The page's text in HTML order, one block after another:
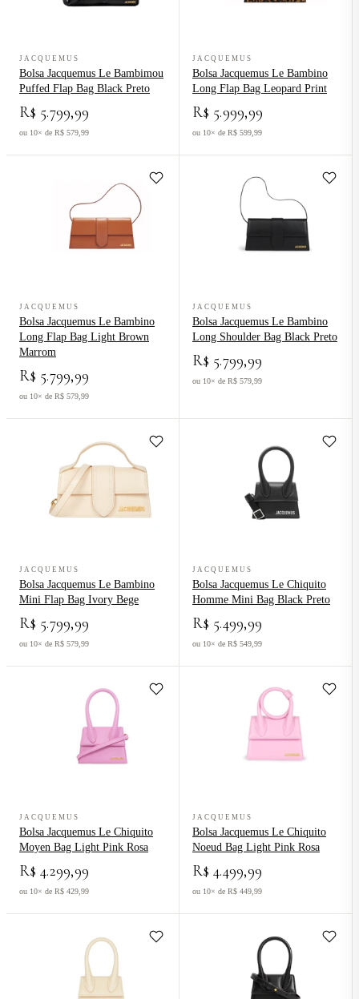
JACQUEMUS
Bolsa Jacquemus Le Bambimou
Puffed Flap Bag Black Preto
R$ 5.799,99
ou 10× de R$ 579,99
JACQUEMUS
Bolsa Jacquemus Le Bambino
Long Flap Bag Leopard Print
R$ 5.999,99
ou 10× de R$ 599,99
JACQUEMUS
Bolsa Jacquemus Le Bambino
Long Flap Bag Light Brown
Marrom
R$ 5.799,99
ou 10× de R$ 579,99
JACQUEMUS
Bolsa Jacquemus Le Bambino
Long Shoulder Bag Black Preto
R$ 5.799,99
ou 10× de R$ 579,99
JACQUEMUS
Bolsa Jacquemus Le Bambino
Mini Flap Bag Ivory Bege
R$ 5.799,99
ou 10× de R$ 579,99
JACQUEMUS
Bolsa Jacquemus Le Chiquito
Homme Mini Bag Black Preto
R$ 5.499,99
ou 10× de R$ 549,99
JACQUEMUS
Bolsa Jacquemus Le Chiquito
Moyen Bag Light Pink Rosa
R$ 4.299,99
ou 10× de R$ 429,99
JACQUEMUS
Bolsa Jacquemus Le Chiquito
Noeud Bag Light Pink Rosa
R$ 4.499,99
ou 10× de R$ 449,99